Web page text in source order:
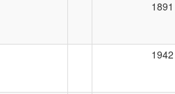
1891
1942